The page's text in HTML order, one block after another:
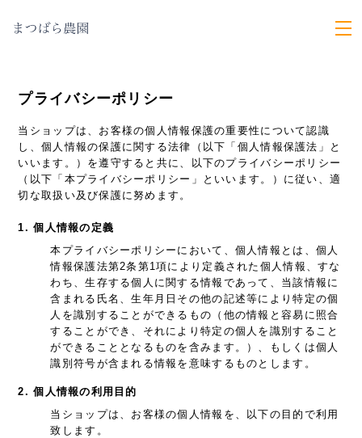
プライバシーポリシー
当ショップは、お客様の個人情報保護の重要性について認識
し、個人情報の保護に関する法律（以下「個人情報保護法」と
いいます。）を遵守すると共に、以下のプライバシーポリシー
（以下「本プライバシーポリシー」といいます。）に従い、適
切な取扱い及び保護に努めます。
1. 個人情報の定義
本プライバシーポリシーにおいて、個人情報とは、個人
情報保護法第2条第1項により定義された個人情報、すな
わち、生存する個人に関する情報であって、当該情報に
含まれる氏名、生年月日その他の記述等により特定の個
人を識別することができるもの（他の情報と容易に照合
することができ、それにより特定の個人を識別すること
ができることとなるものを含みます。）、もしくは個人
識別符号が含まれる情報を意味するものとします。
2. 個人情報の利用目的
当ショップは、お客様の個人情報を、以下の目的で利用
致します。